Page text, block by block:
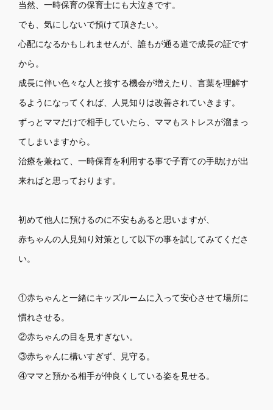
当然、一時保育の保育士にも大泣きです。
でも、気にしないで預けて頂きたい。
心配になるかもしれませんが、誰もが通る道で成長の証です
から。
成長に伴い色々な人と接する機会が増えたり、言葉を理解す
るようになってくれば、人見知りは改善されていきます。
ずっとママだけで相手していたら、ママもストレスが溜まっ
てしまいますから。
治療を兼ねて、一時保育を利用する事で子育ての手助けが出
来ればと思っております。
初めて他人に預けるのに不安もあると思いますが、
赤ちゃんの人見知り対策として以下の事を試してみてくださ
い。
①赤ちゃんと一緒にキッズルームに入って安心させて場所に
慣れさせる。
②赤ちゃんの目を見すぎない。
③赤ちゃんに構いすぎず、見守る。
④ママと預かる相手が仲良くしている姿を見せる。